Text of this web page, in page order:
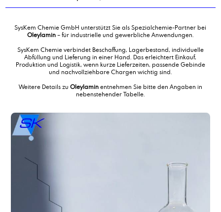
Oleylcetylalkohol-5-polyglycolether
SysKem Chemie GmbH unterstützt Sie als Spezialchemie-Partner bei
Oleylamin– für industrielle und gewerbliche Anwendungen.
SysKem Chemie verbindet Beschaffung, Lagerbestand, individuelle
Abfüllung und Lieferung in einer Hand. Das erleichtert Einkauf,
Produktion und Logistik, wenn kurze Lieferzeiten, passende Gebinde
und nachvollziehbare Chargen wichtig sind.
Weitere Details zu Oleylaminentnehmen Sie bitte den Angaben in
nebenstehender Tabelle.